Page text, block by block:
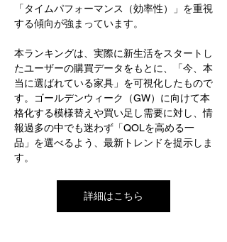
「タイムパフォーマンス（効率性）」を重視
する傾向が強まっています。
本ランキングは、実際に新生活をスタートし
たユーザーの購買データをもとに、「今、本
当に選ばれている家具」を可視化したもので
す。ゴールデンウィーク（GW）に向けて本
格化する模様替えや買い足し需要に対し、情
報過多の中でも迷わず「QOLを高める一
品」を選べるよう、最新トレンドを提示しま
す。
詳細はこちら